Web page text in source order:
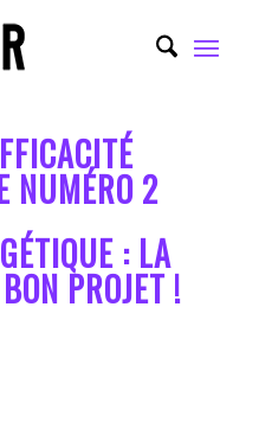
NUMÉRO 2
: LA
PROJET !